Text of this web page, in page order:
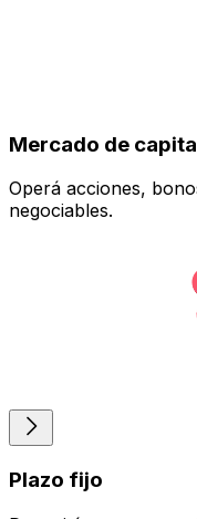
Mercado de
Operá acciones,
negociables.
Plazo fijo